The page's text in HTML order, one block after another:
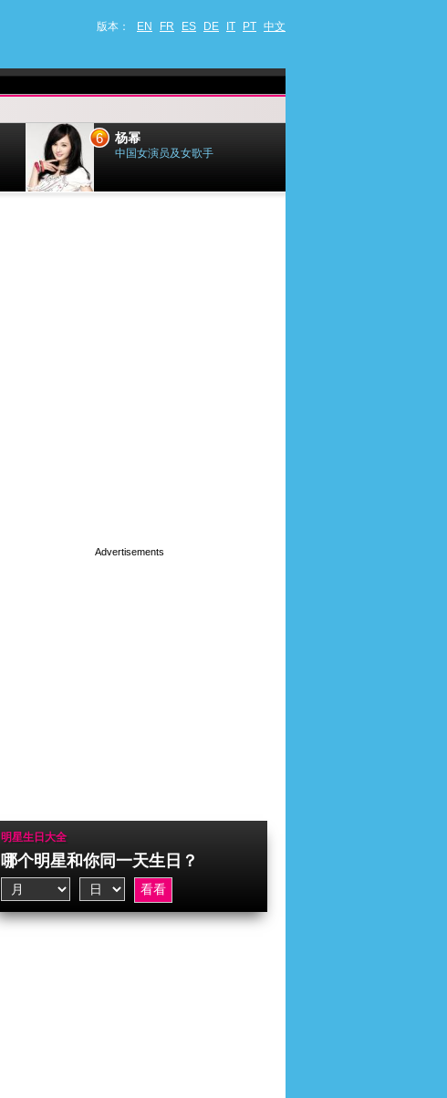
版本： EN FR ES DE IT PT 中文
6 杨幂
中国女演员及女歌手
明星生日大全
哪个明星和你同一天生日？